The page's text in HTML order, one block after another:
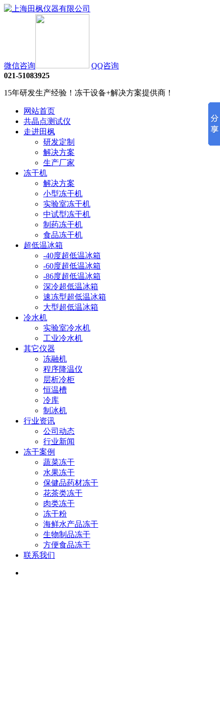
微信咨询
QQ咨询
021-51083925
15年研发生产经验！冻干设备+解决方案提供商！
网站首页
共晶点测试仪
走进田枫
研发定制
解决方案
生产厂家
冻干机
解决方案
小型冻干机
实验室冻干机
中试型冻干机
制药冻干机
食品冻干机
超低温冰箱
-40度超低温冰箱
-60度超低温冰箱
-86度超低温冰箱
深冷超低温冰箱
速冻型超低温冰箱
大型超低温冰箱
冷水机
实验室冷水机
工业冷水机
其它仪器
冻融机
程序降温仪
层析冷柜
恒温槽
冷库
制冰机
行业资讯
公司动态
行业新闻
冻干案例
蔬菜冻干
水果冻干
保健品药材冻干
花茶类冻干
肉类冻干
冻干粉
海鲜水产品冻干
生物制品冻干
方便食品冻干
联系我们